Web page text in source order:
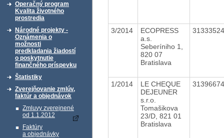
Operačný program
Kvalita životného
prostredia
Národné projekty -
Oznámenia o
možnosti
predkladania žiadostí
o poskytnutie
finančného príspevku
Štatistiky
Zverejňovanie zmlúv,
faktúr a objednávok
Zmluvy zverejnené
od 1.1.2012
Faktúry
a objednávky
3/2014
ECOPRESS
a.s.
Seberíniho 1,
820 07
Bratislava
1/2014
LE CHEQUE
DEJEUNER
s.r.o.
Tomašikova
23/D, 821 01
Bratislava